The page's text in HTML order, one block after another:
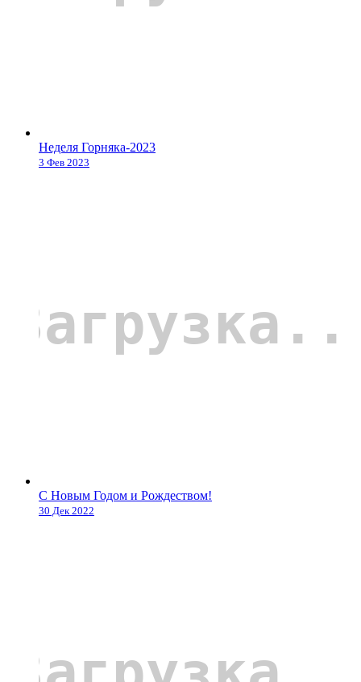
Неделя Горняка-2023
3 Фев 2023
С Новым Годом и Рождеством!
30 Дек 2022